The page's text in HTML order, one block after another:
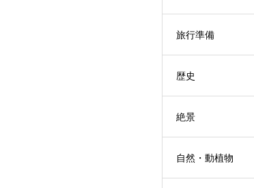
旅行準備
歴史
絶景
自然・動植物